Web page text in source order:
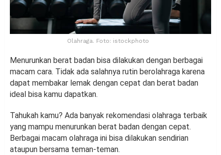
Olahraga. Foto: istockphoto
Menurunkan berat badan bisa dilakukan dengan berbagai
macam cara. Tidak ada salahnya rutin berolahraga karena
dapat membakar lemak dengan cepat dan berat badan
ideal bisa kamu dapatkan.
Tahukah kamu? Ada banyak rekomendasi olahraga terbaik
yang mampu menurunkan berat badan dengan cepat.
Berbagai macam olahraga ini bisa dilakukan sendirian
ataupun bersama teman-teman.